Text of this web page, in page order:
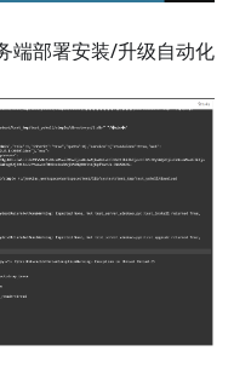
端部署安装/升级自动化